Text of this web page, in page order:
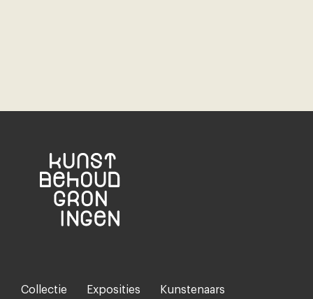
Footer-
Collectie Exposities Kunstenaars